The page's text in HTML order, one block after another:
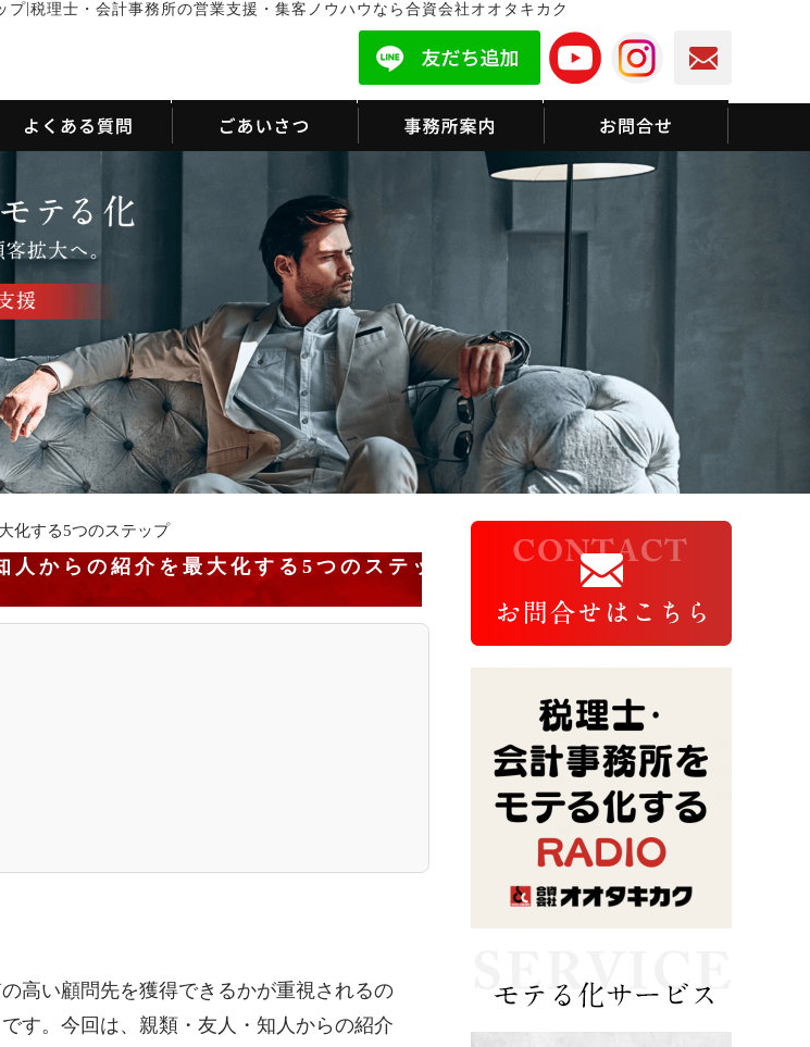
プ 税理士・会計事務所の営業支援・集客ノウハウなら合資会社オオタキカク
化する5つのステップ
からの紹介を最大化する5つのステッ
高い顧問先を獲得できるかが重視されるの
す。今回は、親類・友人・知人からの紹介